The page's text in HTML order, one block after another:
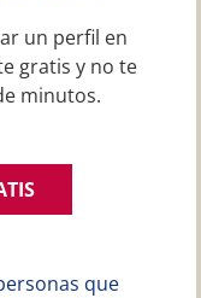
un perfil en
gratis y no te
minutos.
que